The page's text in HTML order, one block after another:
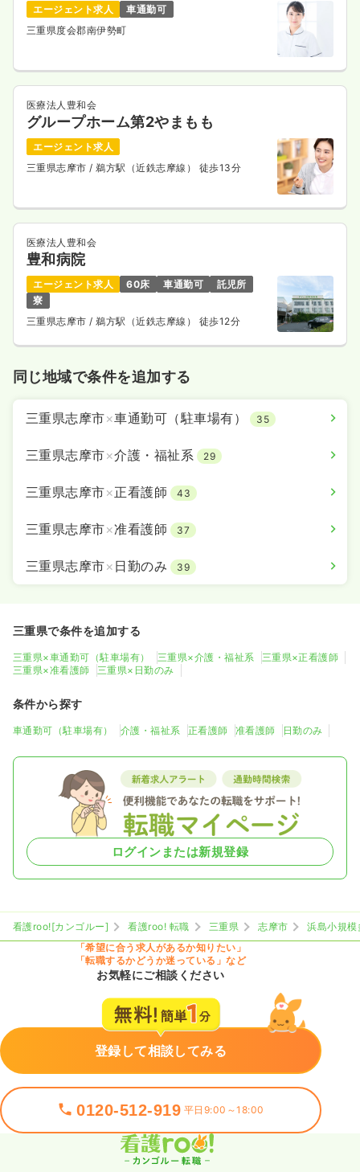
エージェント求人
車通勤可
三重県度会郡南伊勢町
医療法人豊和会
グループホーム第2やまもも
エージェント求人
三重県志摩市 / 鵜方駅（近鉄志摩線） 徒歩13分
医療法人豊和会
豊和病院
エージェント求人 60床 車通勤可
託児所
寮
三重県志摩市/ 鵜方駅（近鉄志摩線） 徒歩12分
同じ地域で条件を追加する
三重県志摩市×車通勤可（駐車場有） 35
三重県志摩市×介護・福祉系 29
三重県志摩市×正看護師 43
三重県志摩市×准看護師 37
三重県志摩市× 日勤のみ 39
三重県で条件を追加する
三重県×車通勤可（駐車場有） 三重県×介護・福祉系
三重県×正看護師
三重県×准看護師
三重県×日勤のみ
条件から探す
車通勤可（駐車場有） 介護・福祉系 正看護師 准看護師 日勤のみ
ログインまたは新規登録
看護roo![カンゴルー] 看護roo! 転職 三重県 志摩市
浜島小規
「希望に合う求人があるか知りたい」
「転職するかどうか迷っている」など
お気軽にご相談ください
登録して相談してみる
0120-512-919 平日9:00～18:00